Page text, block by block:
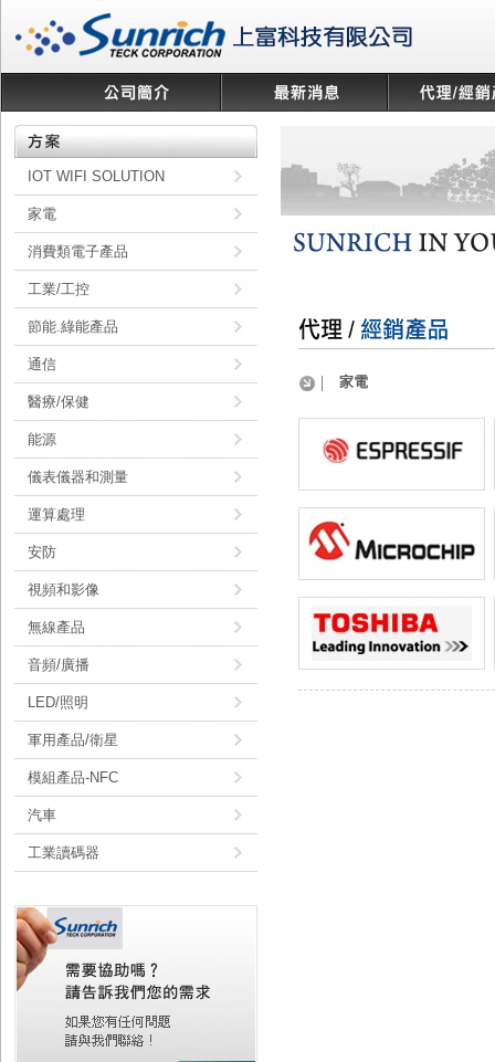
IOT WIFI SOLUTION
家電
消費類電子產品
工業/工控
節能.綠能產品
通信
醫療/保健
能源
儀表儀器和測量
運算處理
安防
視頻和影像
無線產品
音頻/廣播
LED/照明
軍用產品/衛星
模組產品-NFC
汽車
工業讀碼器
家電